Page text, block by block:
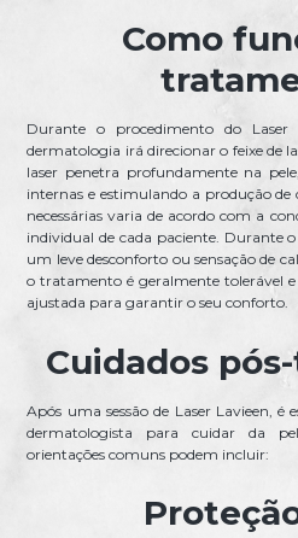
Como
Durante o procedimento do Laser
dermatologia irá direcionar o feixe de
laser penetra profundamente na
internas e estimulando a produção de
necessárias varia de acordo com a
individual de cada paciente. Durante
um leve desconforto ou sensação de
o tratamento é geralmente tolerável e
ajustada para garantir o seu conforto.
Cuidados
Após uma sessão de Laser Lavieen, é
dermatologista para cuidar da
orientações comuns podem incluir: